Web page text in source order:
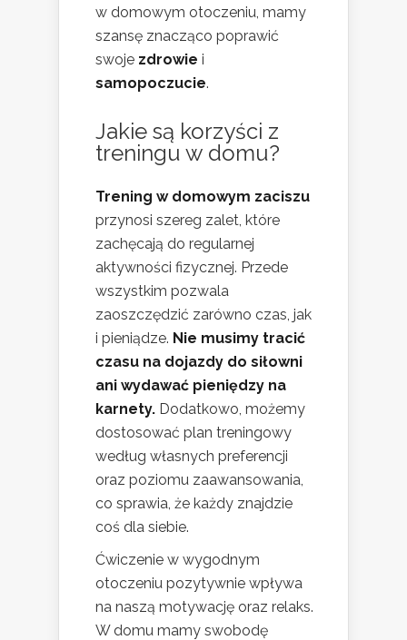
w domowym otoczeniu, mamy
szansę znacząco poprawić
swoje zdrowie i
samopoczucie.
Jakie są korzyści z
treningu w domu?
Trening w domowym zaciszu
przynosi szereg zalet, które
zachęcają do regularnej
aktywności fizycznej. Przede
wszystkim pozwala
zaoszczędzić zarówno czas, jak
i pieniądze. Nie musimy tracić
czasu na dojazdy do siłowni
ani wydawać pieniędzy na
karnety. Dodatkowo, możemy
dostosować plan treningowy
według własnych preferencji
oraz poziomu zaawansowania,
co sprawia, że każdy znajdzie
coś dla siebie.
Ćwiczenie w wygodnym
otoczeniu pozytywnie wpływa
na naszą motywację oraz relaks.
W domu mamy swobodę